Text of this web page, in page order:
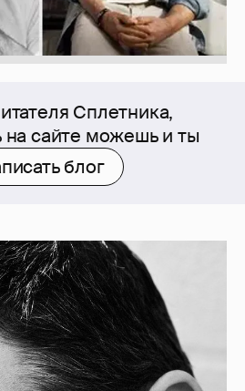
Сплетника,
на сайте можешь и ты
блог